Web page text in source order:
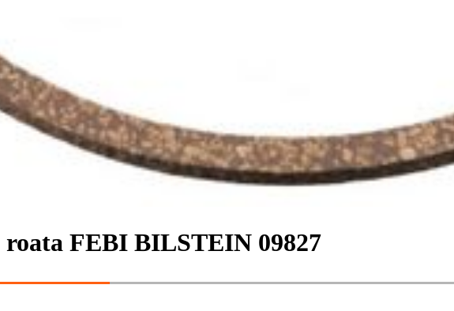
roata FEBI BILSTEIN 09827